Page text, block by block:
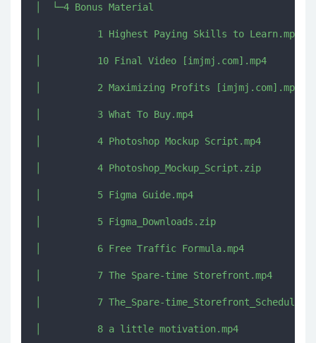
│  └─4 Bonus Material
│          1 Highest Paying Skills to Learn.mp4
│          10 Final Video [imjmj.com].mp4
│          2 Maximizing Profits [imjmj.com].mp4
│          3 What To Buy.mp4
│          4 Photoshop Mockup Script.mp4
│          4 Photoshop_Mockup_Script.zip
│          5 Figma Guide.mp4
│          5 Figma_Downloads.zip
│          6 Free Traffic Formula.mp4
│          7 The Spare-time Storefront.mp4
│          7 The_Spare-
│          8 a little motivation.mp4